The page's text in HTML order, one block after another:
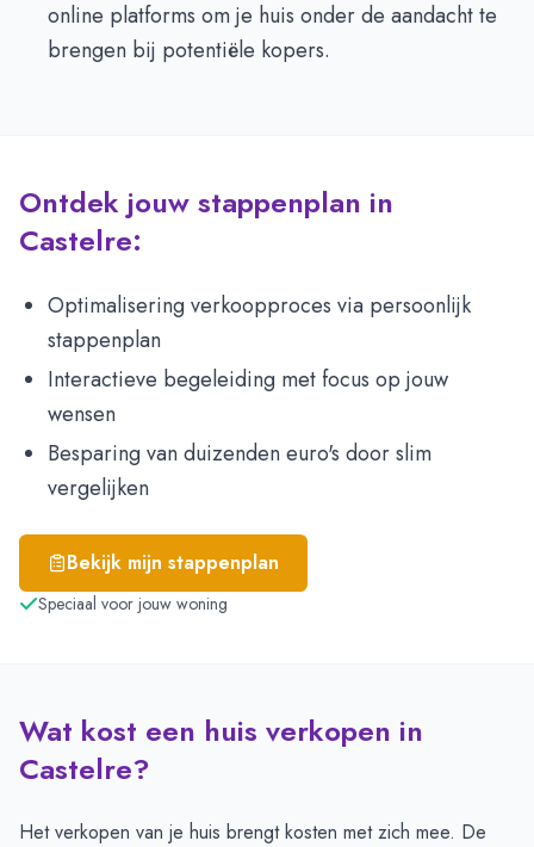
online platforms om je huis onder de aandacht te
brengen bij potentiële kopers.
Ontdek jouw stappenplan in
Castelre:
Optimalisering verkoopproces via persoonlijk
stappenplan
Interactieve begeleiding met focus op jouw
wensen
Besparing van duizenden euro's door slim
vergelijken
Bekijk mijn stappenplan
Speciaal voor jouw woning
Wat kost een huis verkopen in
Castelre?
Het verkopen van je huis brengt kosten met zich mee. De